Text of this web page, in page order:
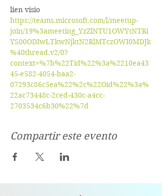
lien visio
https://teams.microsoft.com/l/meetup-
join/19%3ameeting_YzZlNTU1OWYtNTRi
YS00ODIwLTkwNjktN2RlMTczOWI0MDJk
%40thread.v2/0?
context=%7b%22Tid%22%3a%2210ea43
45-e582-4054-baa2-
07293c86c5ea%22%2c%22Oid%22%3a%
22ac73448c-2ced-430c-a4cc-
2703534c6b30%22%7d
Compartir este evento